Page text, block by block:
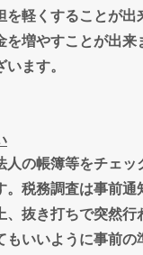
を軽くすることが出
を増やすことが出
ます。
人の帳簿等をチェッ
。税務調査は事前
、抜き打ちで突然
もいいように事前